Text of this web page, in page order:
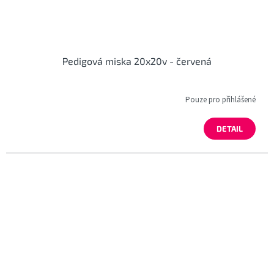
Pedigová miska 20x20v - červená
Pouze pro přihlášené
DETAIL